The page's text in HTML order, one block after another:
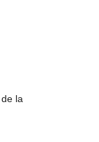
la